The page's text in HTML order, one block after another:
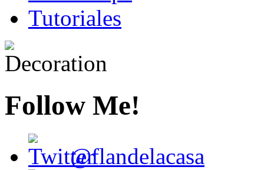
Tutoriales
Follow Me!
@flandelacasa